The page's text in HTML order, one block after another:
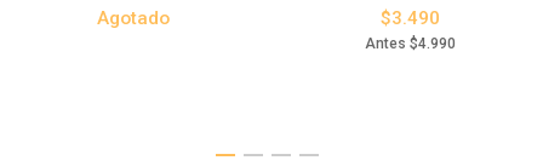
Agotado $3.490
Antes $4.990